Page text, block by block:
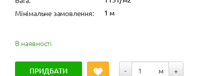
Мінімальне замовлення: 1 м
В наявності
ПРИДБАТИ - м +